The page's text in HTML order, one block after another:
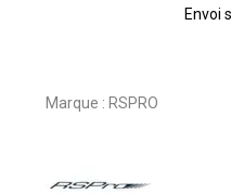
Envoi
Marque : RSPRO